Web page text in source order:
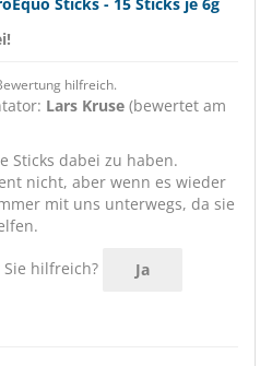
hilfreich.
Lars Kruse (bewertet am
Sticks dabei zu haben.
nicht, aber wenn es wieder
mit uns unterwegs, da sie
hilfreich? Ja